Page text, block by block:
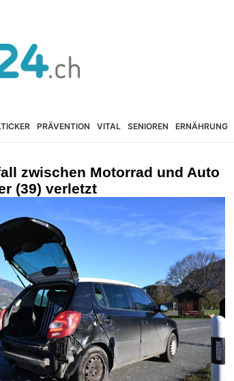
PRÄVENTION VITAL SENIOREN ERNÄHRUNG
zwischen Motorrad und Auto
(39) verletzt